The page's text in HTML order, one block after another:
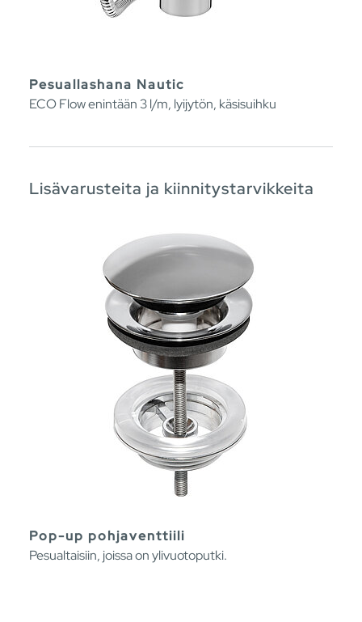
Pesuallashana Nautic
ECO Flow enintään 3 l/m, lyijytön, käsisuihku
Lisävarusteita ja kiinnitystarvikkeita
Pop-up pohjaventtiili
Pesualtaisiin, joissa on ylivuotoputki.